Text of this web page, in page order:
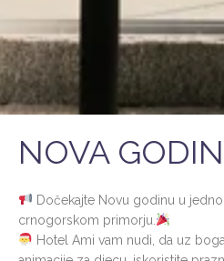
NOVA
Dočekajte Novu godinu u
crnogorskom primorju.
Hotel Ami vam nudi, da uz